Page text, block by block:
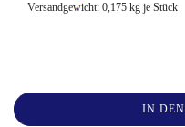
Versandgewicht: 0,175 kg je Stück
IN